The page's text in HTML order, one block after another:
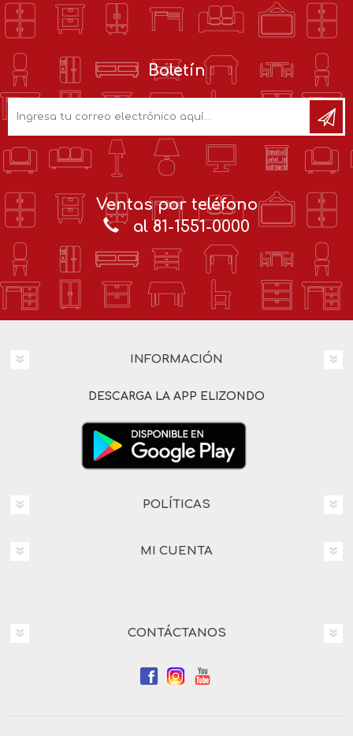
Boletín
Ventas por teléfono
al 81-1551-0000
INFORMACIÓN
DESCARGA LA APP ELIZONDO
POLÍTICAS
MI CUENTA
CONTÁCTANOS